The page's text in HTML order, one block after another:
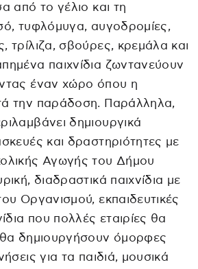
από το γέλιο και τη
τυφλόμυγα, αυγοδρομίες,
τρίλιζα, σβούρες, κρεμάλα και
παιχνίδια ζωντανεύουν
έναν χώρο όπου η
την παράδοση. Παράλληλα,
δημιουργικά
και δραστηριότητες με
Αγωγής του Δήμου
διαδραστικά παιχνίδια με
Οργανισμού, εκπαιδευτικές
που πολλές εταιρίες θα
θα δημιουργήσουν όμορφες
για τα παιδιά, μουσικά